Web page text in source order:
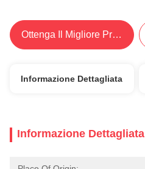
Ottenga Il Migliore Prezzo
Informazione Dettagliata
Informazione Dettagliata